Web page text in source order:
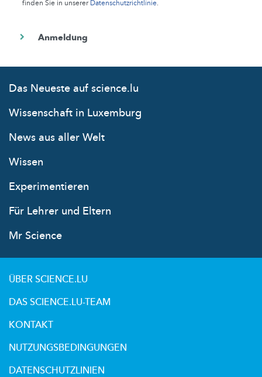
finden Sie in unsererDatenschutzrichtlinie.
Das Neueste auf science.lu
Wissenschaft in Luxemburg
News aus aller Welt
Wissen
Experimentieren
Für Lehrer und Eltern
Mr Science
ÜBER SCIENCE.LU
DAS SCIENCE.LU-TEAM
KONTAKT
NUTZUNGSBEDINGUNGEN
DATENSCHUTZLINIEN